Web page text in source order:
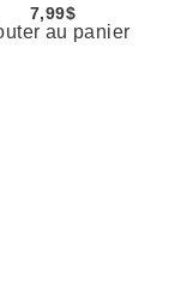
7,99$
au panier